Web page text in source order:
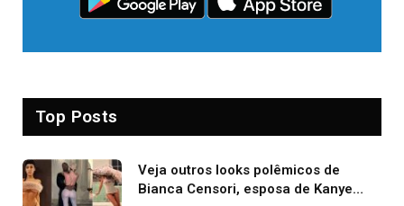
Top Posts
Veja outros looks polêmicos de
Bianca Censori, esposa de Kanye